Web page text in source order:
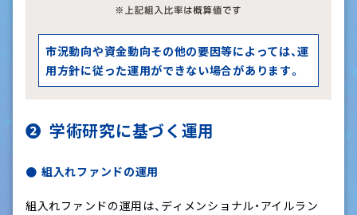
市況動向や資金動向その他の要因等によっては、運
用方針に従った運用ができない場合があります。
学術研究に基づく運用
組入れファンドの運用
組入れファンドの運用は、ディメンショナル・アイルラン